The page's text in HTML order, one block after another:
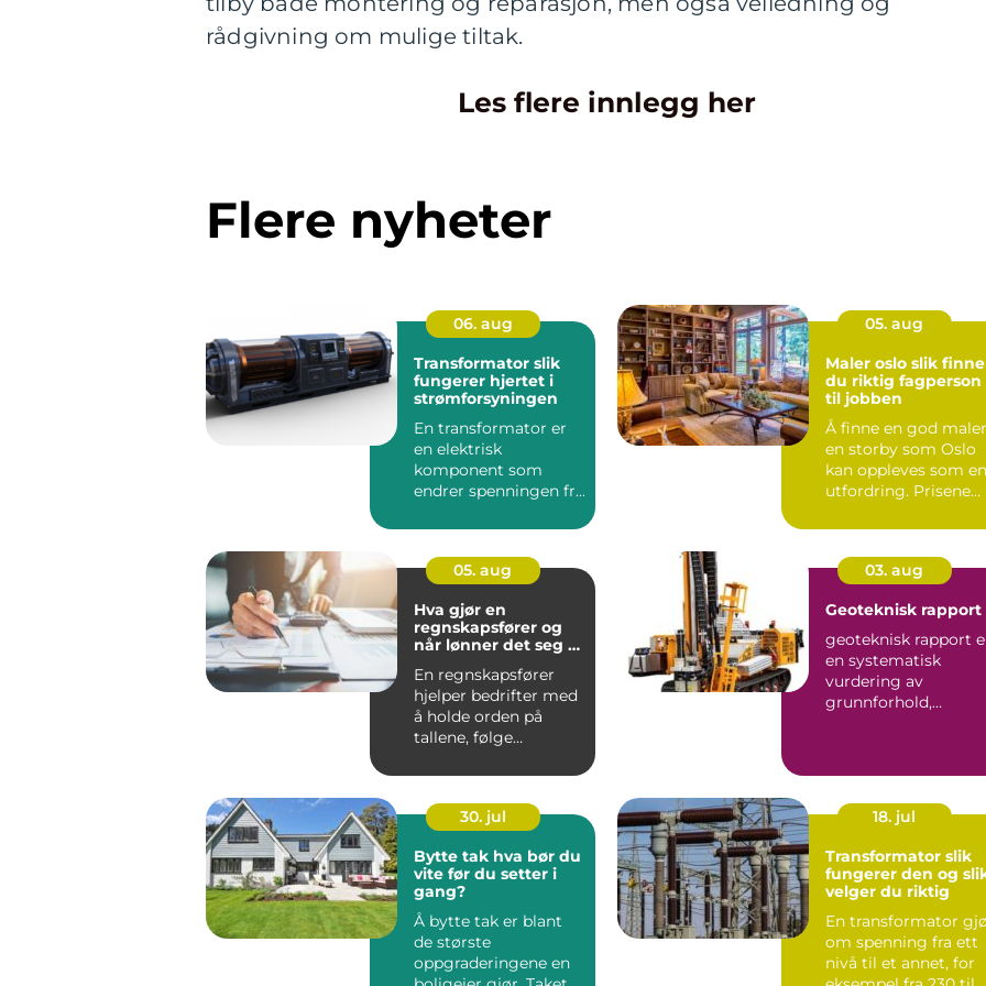
rådgivning om mulige tiltak.
Les flere innlegg her
Flere nyheter
06. aug
Transformator slik
fungerer hjertet i
strømforsyningen
En transformator er
en elektrisk
komponent som
endrer spenningen fra
for ekse...
05. aug
Maler oslo slik finner
du riktig fagperson
til jobben
Å finne en god
en storby som Oslo
kan oppleves som en
utfordring. Prisene
05. aug
Hva gjør en
regnskapsfører og
når lønner det seg å
En regnskapsfører
hjelper bedrifter med
å holde orden på
tallene, følge
egen øko...
03. aug
Geoteknisk rapport
geoteknisk rapport
en systematisk
vurdering av
grunnforhold,
30. jul
Bytte tak hva bør du
vite før du setter i
gang?
Å bytte tak er blant
de største
oppgraderingene en
18. jul
Transformator slik
fungerer den og
velger du riktig
En transformator
om spenning fra ett
nivå til et annet, for